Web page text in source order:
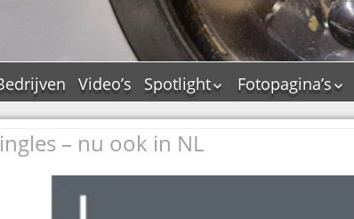
Video’s
Spotlight
De Tourflitsjingle –
wie zijn de makers?
Jingledemo’s en hun
tags
Fotopagina’s
JAM in pictures
Pepper &
– nu ook in NL